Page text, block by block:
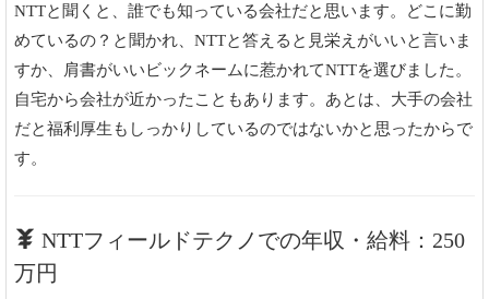
NTTと聞くと、誰でも知っている会社だと思います。どこに勤
めているの？と聞かれ、NTTと答えると見栄えがいいと言いま
すか、肩書がいいビックネームに惹かれてNTTを選びました。
自宅から会社が近かったこともあります。あとは、大手の会社
だと福利厚生もしっかりしているのではないかと思ったからで
す。
NTTフィールドテクノでの年収・給料：250
万円